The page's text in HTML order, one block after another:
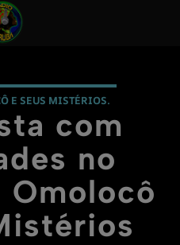
E SEUS MISTÉRIOS.
NOTÍCIAScom
no
Omolocô